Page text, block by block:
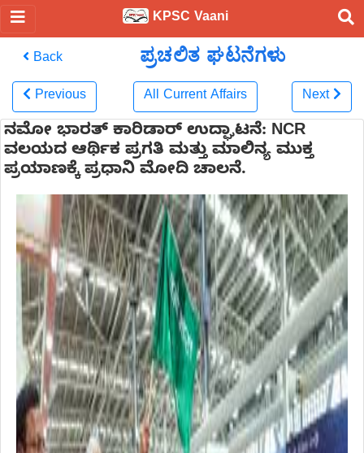
KPSC Vaani
Back ಪ್ರಚಲಿತ ಘಟನೆಗಳು
Previous All Current Affairs Next
ನಮೋ ಭಾರತ್ ಕಾರಿಡಾರ್ ಉದ್ಘಾಟನೆ: NCR
ವಲಯದ ಆರ್ಥಿಕ ಪ್ರಗತಿ ಮತ್ತು ಮಾಲಿನ್ಯ ಮುಕ್ತ
ಪ್ರಯಾಣಕ್ಕೆ ಪ್ರಧಾನಿ ಮೋದಿ ಚಾಲನೆ.